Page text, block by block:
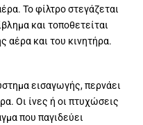
Το φίλτρο στεγάζεται
και τοποθετείται
αέρα και του κινητήρα.
εισαγωγής, περνάει
Οι ίνες ή οι πτυχώσεις
που παγιδεύει